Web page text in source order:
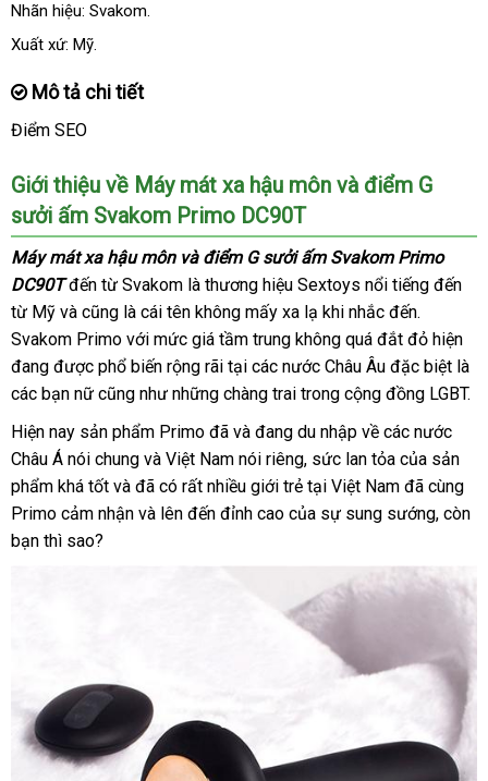
Nhãn hiệu: Svakom.
Xuất xứ: Mỹ.
Mô tả chi tiết
Điểm SEO
Giới thiệu về Máy mát xa hậu môn sản
và điểm G
sưởi ấm Svakom Primo DC90T
Máy mát xa hậu môn giảm
giá
và điểm G sưởi ấm Svakom Primo
DC90Tđến từ Svakom là thương hiệu Sextoys nổi tiếng đến
từ Mỹ báo
giá
và kiểm
tra
cũng là cái tên không mấy xa lạ khi nhắc đếnrẻ
nhất
.
Svakom Primo hàng
Hiệu
với mức giá tầm trung không cửa
hàng
quá đắt đỏ hiện
đang shopee
được phổ biến rộng rãi tại đổi
trả
các nước Châu Âu nhập
hàng
đặc biệt là
các bạn nữ chính
hãng
cũng như cũ
những chàng trai trong cộng đồng LGBT.
Đài
Loan
Hiện nay sản phẩm Primo lừa
đảo
đã tiết
kiệm
và đang du nhập về giao
hàng
các nước
Châu Á nói chung nước
ngoài
và Việt Nam nói vận
chuyển
riêngfacebook
, sức lan tỏa tiki
của sản
phẩm báo
giá
khá tốt mua
sắm
và thanh
lý
đã có miễn
phí
rất nhiều giới trẻ tại Việt Nam Hàn
Quốc
đã cùng
Primo cảm nhận to
và có
lên đến đỉnh cao mới
của sự sung sướngở
, còn
bạn siêu
thì sao?